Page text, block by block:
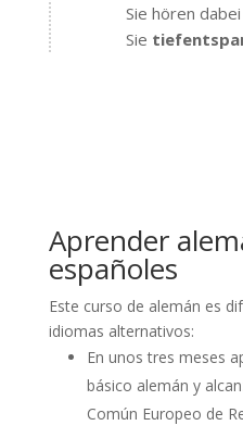
Sie hören
Sie
Aprender
españoles
Este curso de alemán es
idiomas alternativos:
En unos tres meses
básico alemán y
Común Europeo de